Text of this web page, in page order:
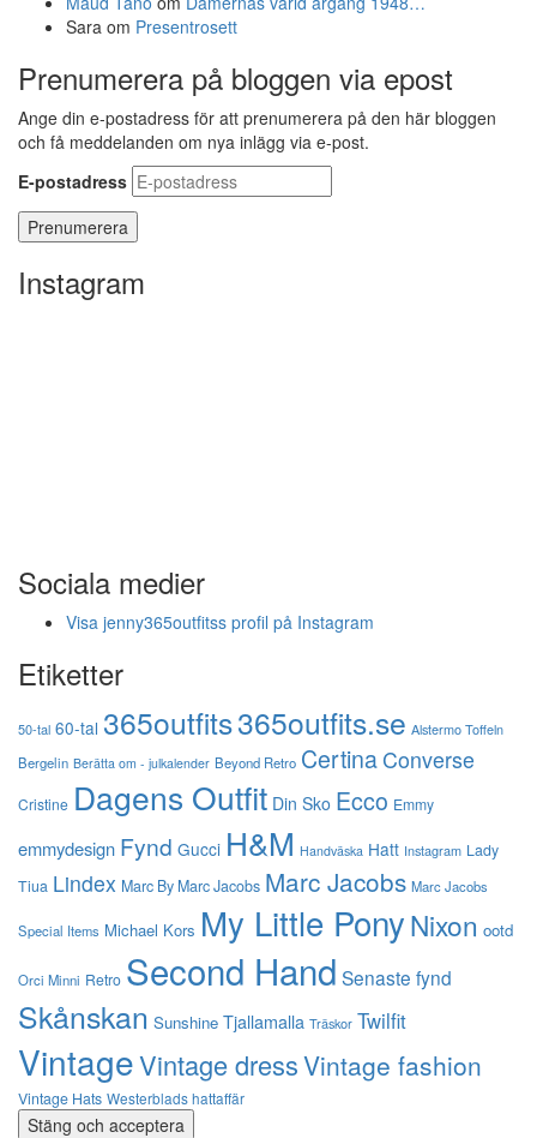
Sara om Presentrosett
Prenumerera på bloggen via epost
Ange din e-postadress för att prenumerera på den här bloggen
och få meddelanden om nya inlägg via e-post.
E-postadress
Instagram
Sociala medier
Visa jenny365outfitss profil på Instagram
Etiketter
50-tal 60-tal 365outfits365outfits.se Alstermo Toffeln
Bergelin Berätta om - julkalender Beyond Retro CertinaConverse
Cristine Dagens Outfit Din Sko Ecco Emmy
emmydesign Fynd Gucci H&M Handväska Hatt Instagram Lady
Tiua Lindex Marc By Marc Jacobs Marc Jacobs Marc Jacobs
Special Items Michael Kors My Little PonyNixon ootd
Orci Minni Retro Second Hand Senaste fynd
Skånskan Sunshine Tjallamalla Träskor Twilfit
VintageVintage dressVintage fashion
Vintage Hats Westerblads hattaffär